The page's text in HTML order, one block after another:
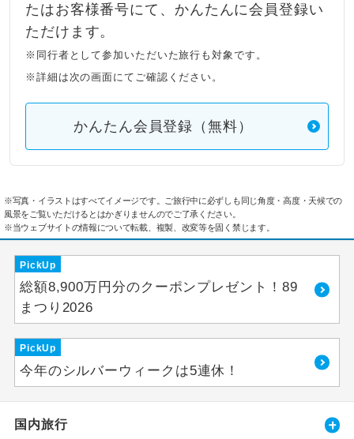
たはお客様番号にて、かんたんに会員登録い
ただけます。
※同行者として参加いただいた旅行も対象です。
※詳細は次の画面にてご確認ください。
かんたん会員登録（無料）
※写真・イラストはすべてイメージです。ご旅行中に必ずしも同じ角度・高度・天候での
風景をご覧いただけるとはかぎりませんのでご了承ください。
※当ウェブサイトの情報について転載、複製、改変等を固く禁じます。
PickUp
総額8,900万円分のクーポンプレゼント！89
まつり2026
PickUp
今年のシルバーウィークは5連休！
国内旅行